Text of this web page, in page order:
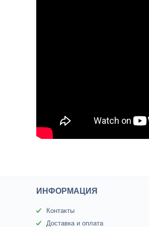
ИНФОРМАЦИЯ
Контакты
Доставка и оплата